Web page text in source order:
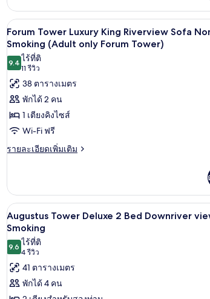
Smoking
กับ
Augustus
Tower
Deluxe
King
w/
Sofa
Non
Smoking
ฟูกเสริมที่นอน, ตู้นิรภัยในห้องพัก
เปิด
ภาพถ่าย
ทั้งหมด
ของ
Forum
Tower
Luxury
King
Riverview
Smoking
(Adult
only
Forum
Tower)
เครื่องนอนระดับพรีเมี
4
Forum Tower Luxury King Riverview Sofa
Smoking (Adult only Forum Tower)
9.49.4 จาก 10
ไร้ที่ติ
11 รีวิว
(11
รีวิว)
38 ตารางเมตร
พักได้ 2 คน
1 เตียงคิงไซส์
Wi-Fi ฟรี
รายละเอียดเพิ่มเติม
ราย
เกี่ยว
กับ
Forum
Tower
Luxury
King
Riverview
Sofa
Non
Smoking
ฟูกเสริมที่นอน, ตู้นิรภัยในห้องพัก
เปิด
ภาพถ่าย
ทั้งหมด
ของ
Augustus
Tower
เครื่องนอนระดับพรีเมี
4
Augustus Tower Deluxe 2 Bed Downriver
Smoking
9.69.6 จาก 10
ไร้ที่ติ
4 รีวิว
(4
รีวิว)
41 ตารางเมตร
พักได้ 4 คน